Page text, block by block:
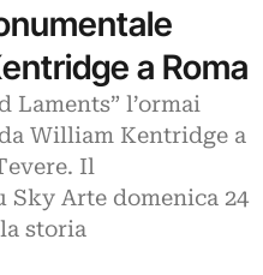
a Roma
Laments” l’ormai
William Kentridge a
Il
Sky Arte domenica 24
storia